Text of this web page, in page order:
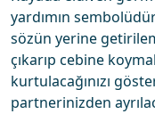
yardımın
sözün yerine
çıkarıp cebine
kurtulacağınızı
partnerinizden